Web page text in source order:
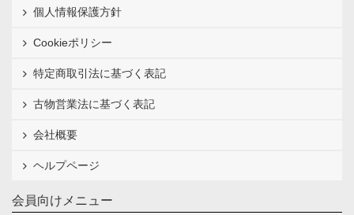
個人情報保護方針
Cookieポリシー
特定商取引法に基づく表記
古物営業法に基づく表記
会社概要
ヘルプページ
会員向けメニュー